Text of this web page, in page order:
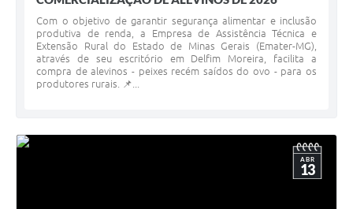
Com o objetivo de garantir segurança alimentar e inclusão
produtiva de renda, a Empresa de Assistência Técnica e
Extensão Rural do Estado de Minas Gerais (Emater-MG),
através de seu escritório em Delfim Moreira, facilita a
compra de alevinos - peixes recém saídos do ovo - para os
produtores rurais. 📌...
ABR
13